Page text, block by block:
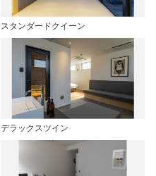
スタンダードクイーン
デラックスツイン